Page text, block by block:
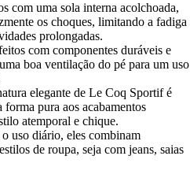
com uma sola interna acolchoada,
os choques, limitando a fadiga
prolongadas.
com componentes duráveis e
boa ventilação do pé para um uso
elegante de Le Coq Sportif é
pura aos acabamentos
atemporal e chique.
o uso diário, eles combinam
de roupa, seja com jeans, saias